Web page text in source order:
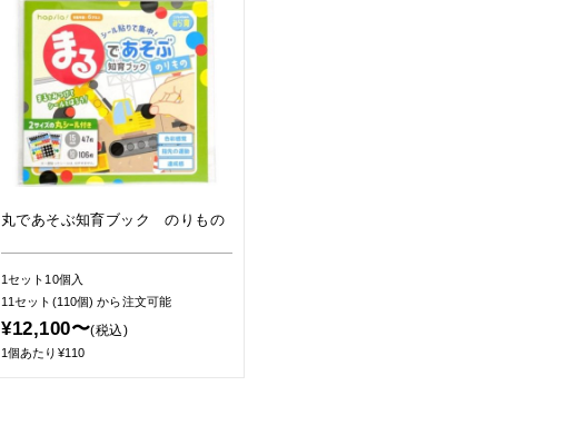
丸であそぶ知育ブック のりもの
1セット10個入
11セット(110個)から注文可能
¥12,100〜(税込)
1個あたり¥110